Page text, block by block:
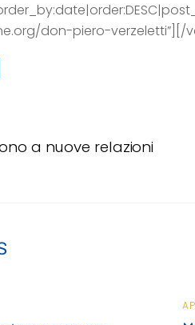
don-piero-verzeletti”][/
i
a nuove relazioni